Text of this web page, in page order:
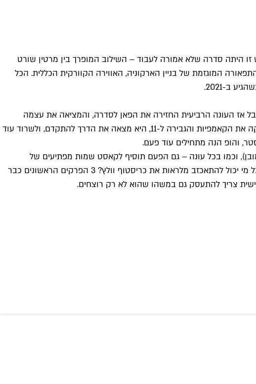
היתה סדרה שלא אמורה לעבוד – השילוב המופרך בין מרטין שורט
המוגזמת של בניין הארקוניה, האווירה הקוורקית הכללית. הכל
ב-2021.
אז העונה הרביעית החזירה את הפאן לסדרה, והמציאה את עצמה
מחדש כעונת פארודיה הוליוודית מופרכת במיוחד, ברמה שזאק גליפיאנקיס נורה. נראה שדווקא מרגע ש"רק רוצחים" חיבקה את הקאמפיות והגבירה ל-11, היא מצאה את הדרך להתקדם, ולשרוד עוד
והופ הנה מתחילים עוד פעם.
וכמו בכל עונה – גם הפעם תוסיף לקאסט שמות מפתיעים של
שחקנים נהדרים: קיגן מייקל קי, רנה זלווגר וכריסטוף וולץ. נכון, מאז מריל סטריפ אף אחד לא מפתיע אותנו באותו אופן, אבל מי יכול להתאכזב מלראות את כריסטוף וולץ? 3 הפרקים הראשונים כבר
צריך להתעסק גם במשהו שהוא לא רק רוצחים.